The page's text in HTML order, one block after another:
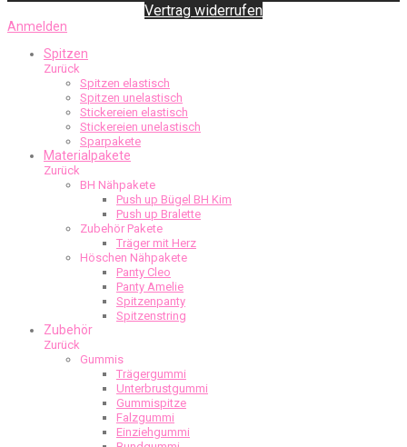
Vertrag widerrufen
Anmelden
Spitzen
Zurück
Spitzen elastisch
Spitzen unelastisch
Stickereien elastisch
Stickereien unelastisch
Sparpakete
Materialpakete
Zurück
BH Nähpakete
Push up Bügel BH Kim
Push up Bralette
Zubehör Pakete
Träger mit Herz
Höschen Nähpakete
Panty Cleo
Panty Amelie
Spitzenpanty
Spitzenstring
Zubehör
Zurück
Gummis
Trägergummi
Unterbrustgummi
Gummispitze
Falzgummi
Einziehgummi